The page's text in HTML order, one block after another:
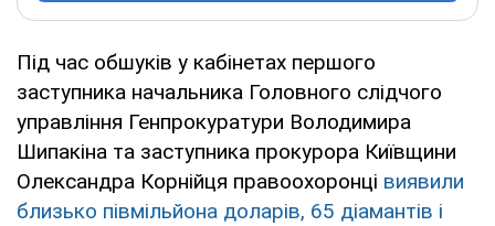
Під час обшуків у кабінетах першого
заступника начальника Головного слідчого
управління Генпрокуратури Володимира
Шипакіна та заступника прокурора Київщини
Олександра Корнійця правоохоронці виявили
близько півмільйона доларів, 65 діамантів і